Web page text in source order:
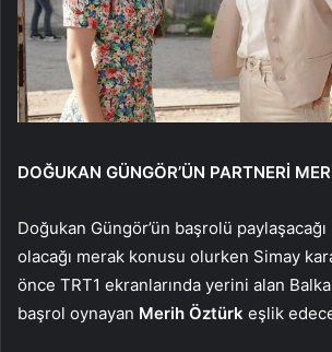
DOĞUKAN GÜNGÖR’ÜN PARTNERİ
Doğukan Güngör’ün başrolü
olacağı merak konusu olurken Simay
önce TRT1 ekranlarında yerini alan
başrol oynayan Merih Öztürk eşlik